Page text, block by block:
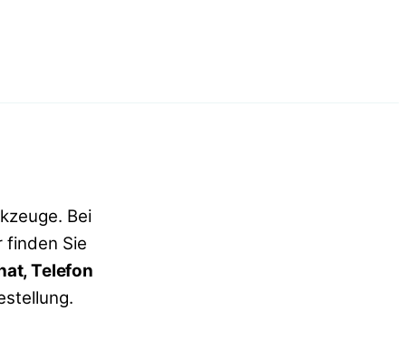
Bei
finden Sie
Telefon